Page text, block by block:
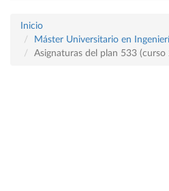
Inicio
Máster Universitario en
Asignaturas del plan 533